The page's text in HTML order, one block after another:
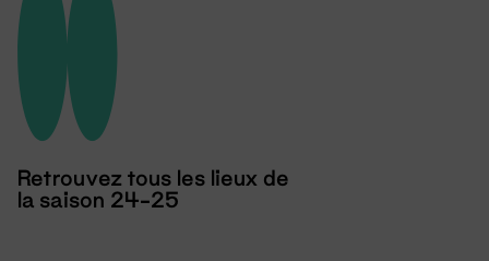
Retrouvez tous les lieux de
la saison 24-25